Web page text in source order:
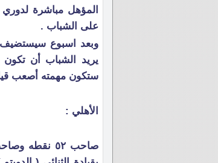
المؤهل مباشرة
على الشباب .
يريد الشباب أن
ستكون مهمته أصعب
الأهلي :